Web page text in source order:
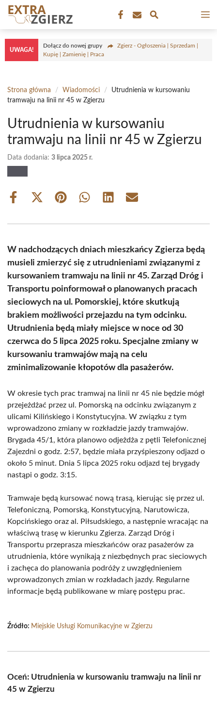
Przejdź
treści
UWAGA!
Dołącz do nowej grupy
Zgierz - Ogłoszenia | Sprzedam |
Kupię | Zamienię | Praca
Strona główna / Wiadomości /
Utrudnienia w kursowaniu
tramwaju na linii nr 45 w Zgierzu
Utrudnienia w kursowaniu
tramwaju na linii nr 45 w Zgierzu
Data dodania: 3 lipca 2025 r.
Share
Share
(Twitter)
Share Share Share Share
W nadchodzących dniach mieszkańcy Zgierza będą
musieli zmierzyć się z utrudnieniami związanymi z
kursowaniem tramwaju na linii nr 45. Zarząd Dróg i
Transportu poinformował o planowanych pracach
sieciowych na ul. Pomorskiej, które skutkują
brakiem możliwości przejazdu na tym odcinku.
Utrudnienia będą miały miejsce w noce od 30
czerwca do 5 lipca 2025 roku. Specjalne zmiany w
kursowaniu tramwajów mają na celu
zminimalizowanie kłopotów dla pasażerów.
W okresie tych prac tramwaj na linii nr 45 nie będzie mógł
przejeżdżać przez ul. Pomorską na odcinku związanym z
ulicami Kilińskiego i Konstytucyjna. W związku z tym
wprowadzono zmiany w rozkładzie jazdy tramwajów.
Brygada 45/1, która planowo odjeżdża z pętli Telefonicznej
Zajezdni o godz. 2:57, będzie miała przyśpieszony odjazd o
około 5 minut. Dnia 5 lipca 2025 roku odjazd tej brygady
nastąpi o godz. 3:15.
Tramwaje będą kursować nową trasą, kierując się przez ul.
Telefoniczną, Pomorską, Konstytucyjną, Narutowicza,
Kopcińskiego oraz al. Piłsudskiego, a następnie wracając na
właściwą trasę w kierunku Zgierza. Zarząd Dróg i
Transportu przeprasza mieszkańców oraz pasażerów za
utrudnienia, które wynikają z niezbędnych prac sieciowych
i zachęca do planowania podróży z uwzględnieniem
wprowadzonych zmian w rozkładach jazdy. Regularne
informacje będą publikowane w miarę postępu prac.
Źródło: Miejskie Usługi Komunikacyjne w Zgierzu
Oceń: Utrudnienia w kursowaniu tramwaju na linii nr
45 w Zgierzu